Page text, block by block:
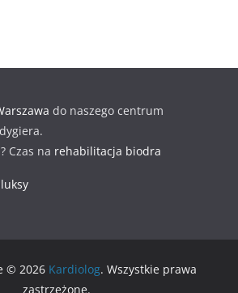
do naszego centrum
Czas na rehabilitacja biodra
© 2026 Kardiolog. Wszystkie prawa
zastrzeżone.